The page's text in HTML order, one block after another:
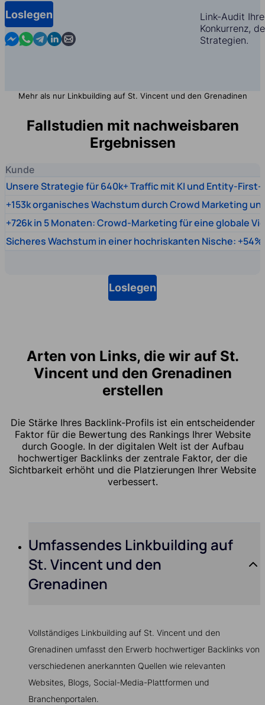
Loslegen
Contact us in Messenger
Contact us in WhatsApp
Contact us in Telegram
Contact us in Linkedin
Contact us by email
Link-Audit
Konkurrenz,
Strategien.
Mehr als nur Linkbuilding auf St. Vincent und den Grenadinen
Fallstudien mit nachweisbaren
Ergebnissen
Kunde
Unsere Strategie für 640k+ Traffic mit KI und Entity-
+153k organisches Wachstum durch Crowd Marketing
+726k in 5 Monaten: Crowd-Marketing für eine globale
Sicheres Wachstum in einer hochriskanten Nische:
Loslegen
Arten von Links, die wir auf St.
Vincent und den Grenadinen
erstellen
Die Stärke Ihres Backlink-Profils ist ein entscheidender
Faktor für die Bewertung des Rankings Ihrer Website
durch Google. In der digitalen Welt ist der Aufbau
hochwertiger Backlinks der zentrale Faktor, der die
Sichtbarkeit erhöht und die Platzierungen Ihrer Website
verbessert.
Umfassendes Linkbuilding auf
St. Vincent und den
Grenadinen
Vollständiges Linkbuilding auf St. Vincent und den
Grenadinen umfasst den Erwerb hochwertiger Backlinks von
verschiedenen anerkannten Quellen wie relevanten
Websites, Blogs, Social-Media-Plattformen und
Branchenportalen.